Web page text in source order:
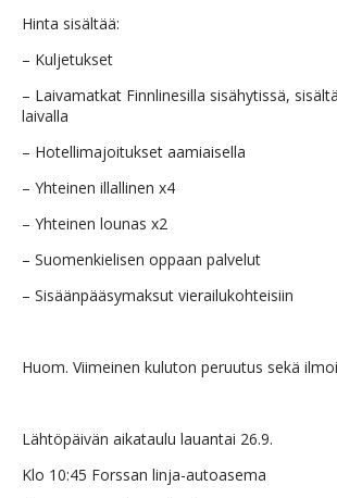
Hinta sisältää:
– Kuljetukset
– Laivamatkat Finnlinesilla sisähytissä,
laivalla
– Hotellimajoitukset aamiaisella
– Yhteinen illallinen x4
– Yhteinen lounas x2
– Suomenkielisen oppaan palvelut
– Sisäänpääsymaksut vierailukohteisiin
Huom. Viimeinen kuluton peruutus sekä
Lähtöpäivän aikataulu lauantai 26.9.
Klo 10:45 Forssan linja-autoasema